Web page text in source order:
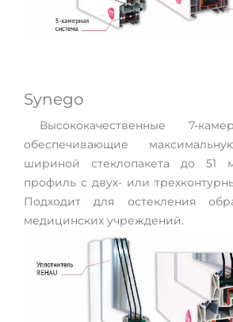
Synego
Высококачественные 7-
обеспечивающие
шириной стеклопакета до 51
профиль с двух- или
Подходит для остекления
медицинских учреждений.